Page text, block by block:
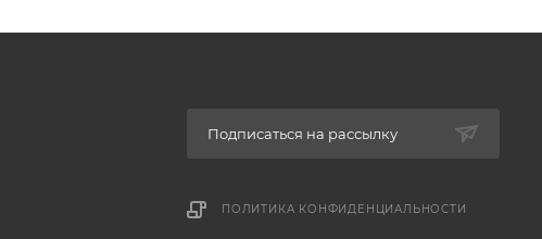
Подписаться на рассылку
ПОЛИТИКА КОНФИДЕНЦИАЛЬНОСТИ